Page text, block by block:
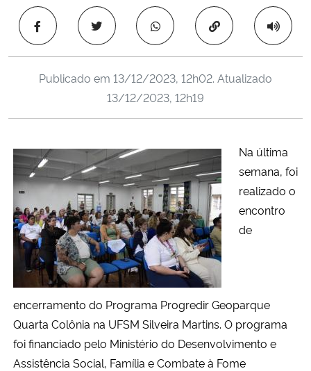
Ministério da Ciência, Tecnologia, Inovações e Comunicações
Controladoria-Geral da União
Ministério da Mulher, da Família e dos Direitos Humanos
Secretaria-Geral
Secretaria de Governo
Gabinete de Segurança Institucional
Advocacia-Geral da União
Copiar para área
Publicado em 13/12/2023, 12h02. Atualizado
13/12/2023, 12h19
Na última
semana, foi
realizado o
encontro
de
encerramento do Programa Progredir Geoparque
Quarta Colônia na UFSM Silveira Martins. O programa
foi financiado pelo Ministério do Desenvolvimento e
Assistência Social, Família e Combate à Fome